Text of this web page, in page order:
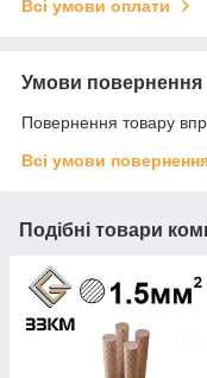
Всі умови оплати
Умови повернення
Повернення товару
Всі умови
Подібні товари